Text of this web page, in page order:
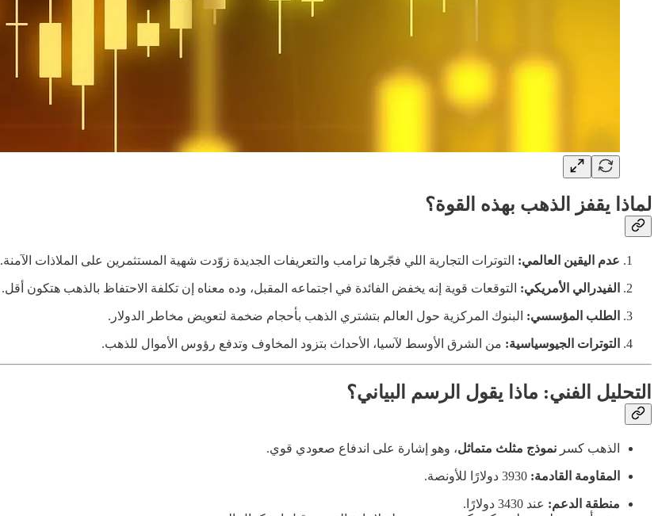
لماذا يقفز الذهب بهذه القوة؟
عدم اليقين العالمي: التوترات التجارية اللي فجّرها ترامب والتعريفات الجديدة زوّدت شهية المستثمرين على الملاذات الآمنة.
الفيدرالي الأمريكي: التوقعات قوية إنه يخفض الفائدة في اجتماعه المقبل، وده معناه إن تكلفة الاحتفاظ بالذهب هتكون أقل.
الطلب المؤسسي: البنوك المركزية حول العالم بتشتري الذهب بأحجام ضخمة لتعويض مخاطر الدولار.
التوترات الجيوسياسية: من الشرق الأوسط لآسيا، الأحداث بتزود المخاوف وتدفع رؤوس الأموال للذهب.
التحليل الفني: ماذا يقول الرسم البياني؟
الذهب كسر نموذج مثلث متماثل، وهو إشارة على اندفاع صعودي قوي.
المقاومة القادمة:
منطقة الدعم: عند 3430 دولارًا.